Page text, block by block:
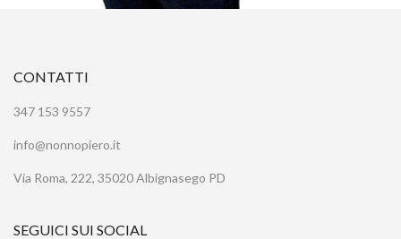
CONTATTI
347 153 9557
info@nonnopiero.it
Via Roma, 222, 35020 Albignasego PD
SEGUICI SUI SOCIAL